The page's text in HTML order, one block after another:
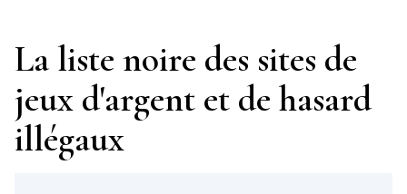
La liste noire des sites de
jeux d'argent et de hasard
illégaux